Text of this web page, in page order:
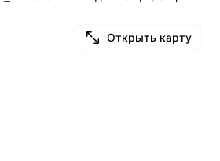
Открыть карту